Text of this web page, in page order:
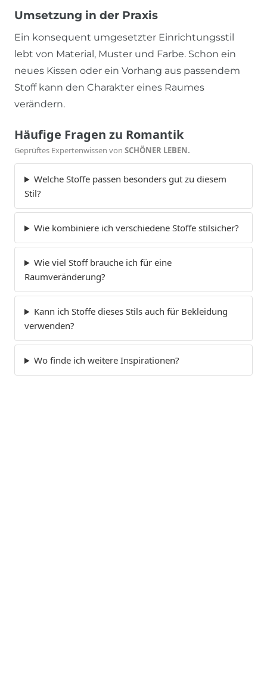
Umsetzung in der Praxis
Ein konsequent umgesetzter Einrichtungsstil
lebt von Material, Muster und Farbe. Schon ein
neues Kissen oder ein Vorhang aus passendem
Stoff kann den Charakter eines Raumes
verändern.
Häufige Fragen zu Romantik
Geprüftes Expertenwissen von SCHÖNER LEBEN.
Welche Stoffe passen besonders gut zu diesem
Stil?
Wie kombiniere ich verschiedene Stoffe stilsicher?
Wie viel Stoff brauche ich für eine
Raumveränderung?
Kann ich Stoffe dieses Stils auch für Bekleidung
verwenden?
Wo finde ich weitere Inspirationen?